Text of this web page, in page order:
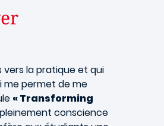
la pratique et qui
me permet de me
« Transforming
conscience